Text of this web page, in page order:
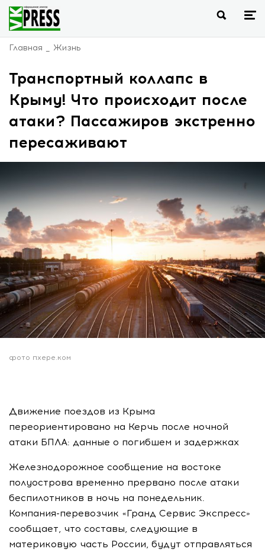
Главная Жизнь
Транспортный коллапс в
Крыму! Что происходит после
атаки? Пассажиров экстренно
пересаживают
фото пхере.ком
Движение поездов из Крыма
переориентировано на Керчь после ночной
атаки БПЛА: данные о погибшем и задержках
Железнодорожное сообщение на востоке
полуострова временно прервано после атаки
беспилотников в ночь на понедельник.
Компания-перевозчик «Гранд Сервис Экспресс»
сообщает, что составы, следующие в
материковую часть России, будут отправляться